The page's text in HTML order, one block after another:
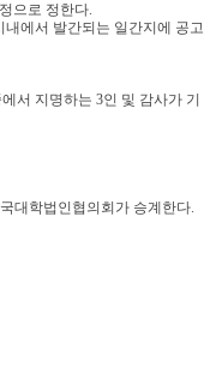
으로 정한다.
에서 발간되는 일간지에 공고
서 지명하는 3인 및 감사가 기
대학법인협의회가 승계한다.